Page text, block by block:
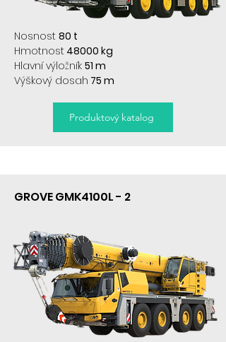
Nosnost 80 t
Hmotnost 48000 kg
Hlavní výložník 51 m
Výškový dosah 75 m
Produktový katalog
GROVE GMK4100L - 2